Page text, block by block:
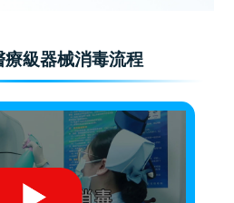
療級器械消毒流程